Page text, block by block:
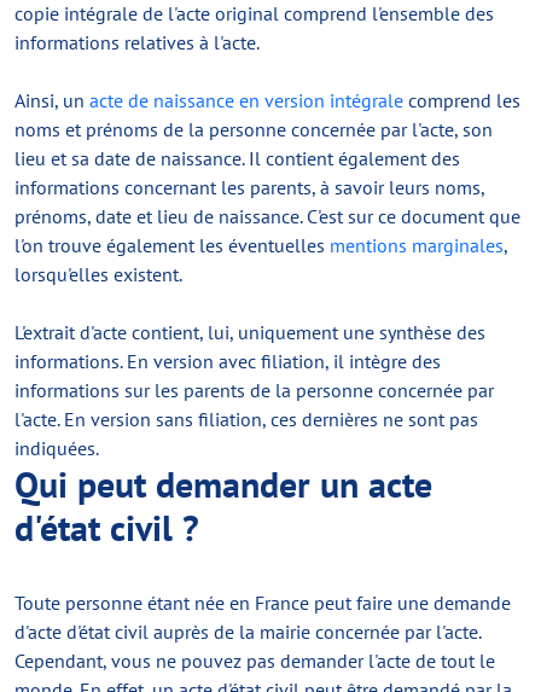
copie intégrale de l'acte original comprend l'ensemble des
informations relatives à l'acte.
Ainsi, un acte de naissance en version intégrale comprend les
noms et prénoms de la personne concernée par l'acte, son
lieu et sa date de naissance. Il contient également des
informations concernant les parents, à savoir leurs noms,
prénoms, date et lieu de naissance. C'est sur ce document que
l'on trouve également les éventuelles mentions marginales,
lorsqu'elles existent.
L'extrait d'acte contient, lui, uniquement une synthèse des
informations. En version avec filiation, il intègre des
informations sur les parents de la personne concernée par
l'acte. En version sans filiation, ces dernières ne sont pas
indiquées.
Qui peut demander un acte
d'état civil ?
Toute personne étant née en France peut faire une demande
d'acte d'état civil auprès de la mairie concernée par l'acte.
Cependant, vous ne pouvez pas demander l'acte de tout le